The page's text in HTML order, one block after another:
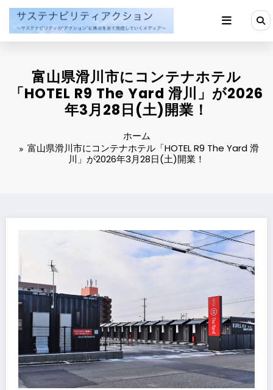
ン
富山県滑川市にコンテナホテル
「HOTEL R9 The Yard 滑川」が2026
年3月28日(土)開業！
ホーム
富山県滑川市にコンテナホテル「HOTEL R9 The Yard 滑
川」が2026年3月28日(土)開業！